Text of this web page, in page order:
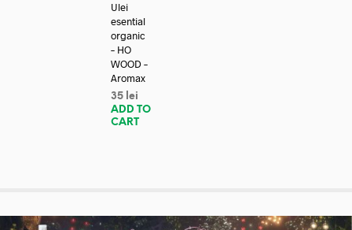
Ulei
esential
organic
– HO
WOOD –
Aromax
35 lei
ADD TO
CART